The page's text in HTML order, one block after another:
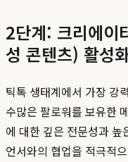
2단계: 크리에이
성 콘텐츠) 활성
틱톡 생태계에서 가장 강
수많은 팔로워를 보유한
에 대한 깊은 전문성과
언서와의 협업을 적극적